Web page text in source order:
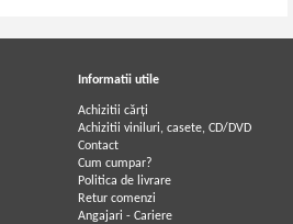
Informatii utile
Achizitii cărți
Achizitii viniluri, casete, CD/DVD
Contact
Cum cumpar?
Politica de livrare
Retur comenzi
Angajari - Cariere